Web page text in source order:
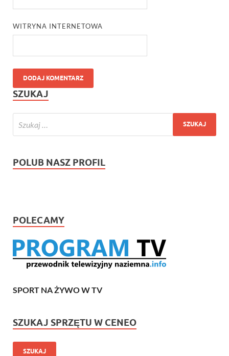
WITRYNA INTERNETOWA
SZUKAJ
POLUB NASZ PROFIL
POLECAMY
SPORT NA ŻYWO W TV
SZUKAJ SPRZĘTU W CENEO
SZUKAJ